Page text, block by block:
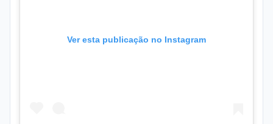
Ver esta publicação no Instagram